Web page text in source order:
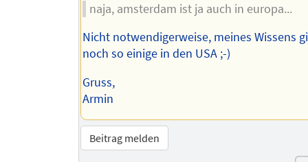
naja, amsterdam ist ja auch in europa...
Nicht notwendigerweise, meines Wissens
noch so einige in den USA ;-)
Gruss,
Armin
Beitrag melden